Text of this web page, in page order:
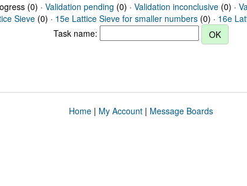
(0) · Validation pending (0) · Validation inconclusive(0) ·
Sieve (0) · 15e Lattice Sieve for smaller numbers (0) · 16e
Task name:
Home| My Account| Message Boards